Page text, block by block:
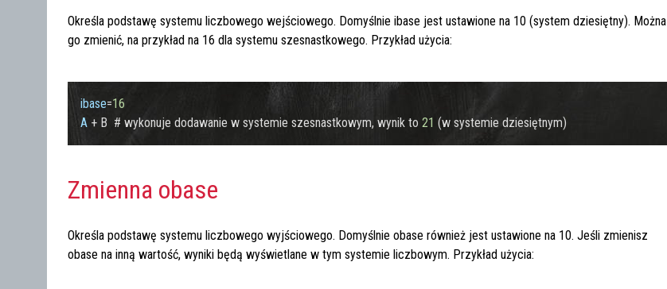
Określa podstawę systemu liczbowego wejściowego. Domyślnieibase jest ustawione na 10 (system dziesiętny). Można
go zmienić, na przykład na 16 dla systemu szesnastkowego. Przykład użycia:
ibase=16
A + B  # wykonuje dodawanie w systemie szesnastkowym, wynik to 21
Zmienna obase
Określa podstawę systemu liczbowego wyjściowego. Domyślnieobase również jest ustawione na 10. Jeśli zmienisz
obase na inną wartość, wyniki będą wyświetlane w tym systemie liczbowym. Przykład użycia: